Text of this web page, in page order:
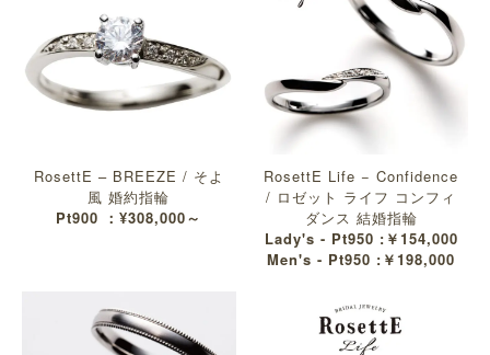
RosettE – BREEZE / そよ
風 婚約指輪
Pt900 ：¥308,000～
RosettE Life − Confidence
/ ロゼット ライフ コンフィ
ダンス 結婚指輪
Lady's - Pt950 :￥154,000
Men's - Pt950 :￥198,000